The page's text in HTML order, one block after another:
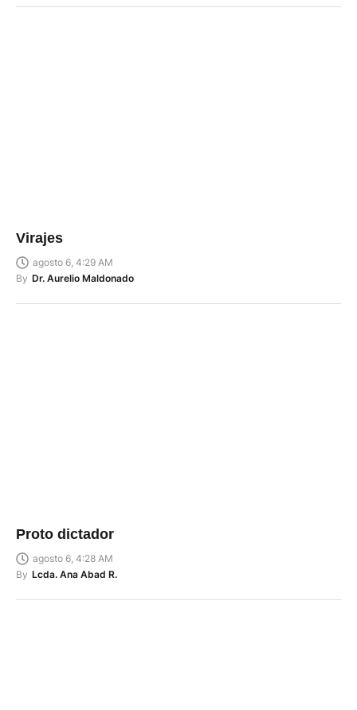
Virajes
agosto 6, 4:29 AM
By Dr. Aurelio Maldonado
Proto dictador
agosto 6, 4:28 AM
By Lcda. Ana Abad R.